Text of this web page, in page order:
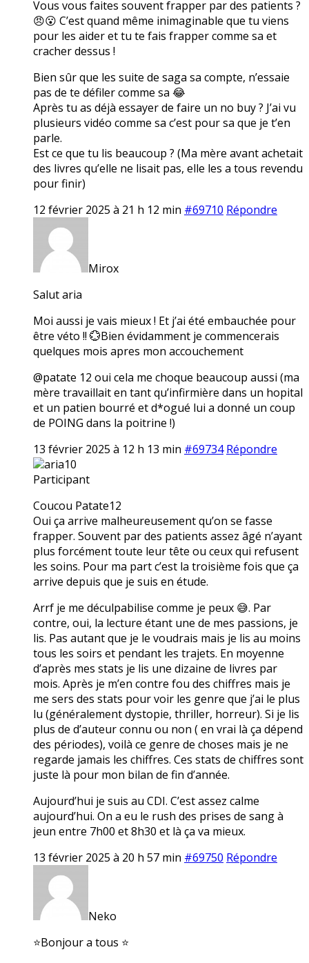
Vous vous faites souvent frapper par des patients ?
😠😮 C’est quand même inimaginable que tu viens
pour les aider et tu te fais frapper comme sa et
cracher dessus !
Bien sûr que les suite de saga sa compte, n’essaie
pas de te défiler comme sa 😂
Après tu as déjà essayer de faire un no buy ? J’ai vu
plusieurs vidéo comme sa c’est pour sa que je t’en
parle.
Est ce que tu lis beaucoup ? (Ma mère avant achetait
des livres qu’elle ne lisait pas, elle les a tous revendu
pour finir)
12 février 2025 à 21 h 12 min #69710 Répondre
Mirox
Salut aria
Moi aussi je vais mieux ! Et j’ai été embauchée pour
être véto !! 💮Bien évidamment je commencerais
quelques mois apres mon accouchement
@patate 12 oui cela me choque beaucoup aussi (ma
mère travaillait en tant qu’infirmière dans un hopital
et un patien bourré et d*ogué lui a donné un coup
de POING dans la poitrine !)
13 février 2025 à 12 h 13 min #69734 Répondre
aria10
Participant
Coucou Patate12
Oui ça arrive malheureusement qu’on se fasse
frapper. Souvent par des patients assez âgé n’ayant
plus forcément toute leur tête ou ceux qui refusent
les soins. Pour ma part c’est la troisième fois que ça
arrive depuis que je suis en étude.
Arrf je me déculpabilise comme je peux 😅. Par
contre, oui, la lecture étant une de mes passions, je
lis. Pas autant que je le voudrais mais je lis au moins
tous les soirs et pendant les trajets. En moyenne
d’après mes stats je lis une dizaine de livres par
mois. Après je m’en contre fou des chiffres mais je
me sers des stats pour voir les genre que j’ai le plus
lu (généralement dystopie, thriller, horreur). Si je lis
plus de d’auteur connu ou non ( en vrai là ça dépend
des périodes), voilà ce genre de choses mais je ne
regarde jamais les chiffres. Ces stats de chiffres sont
juste là pour mon bilan de fin d’année.
Aujourd’hui je suis au CDI. C’est assez calme
aujourd’hui. On a eu le rush des prises de sang à
jeun entre 7h00 et 8h30 et là ça va mieux.
13 février 2025 à 20 h 57 min #69750 Répondre
Neko
⭐Bonjour a tous ⭐